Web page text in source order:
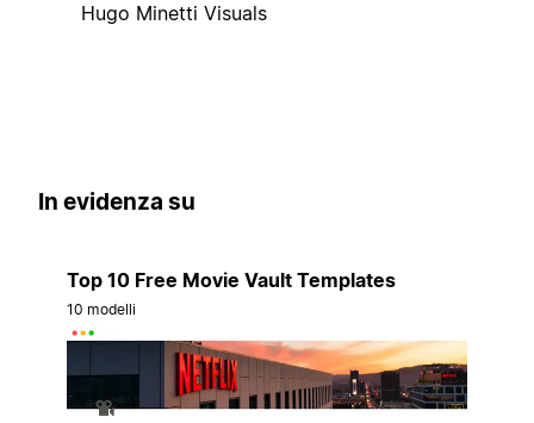
Hugo Minetti Visuals
In evidenza su
Top 10 Free Movie Vault Templates
10 modelli